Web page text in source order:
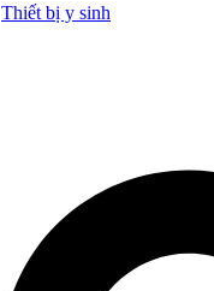
Thiết bị y sinh